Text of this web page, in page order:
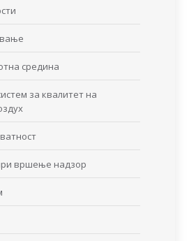
средина
за квалитет на
вршење надзор